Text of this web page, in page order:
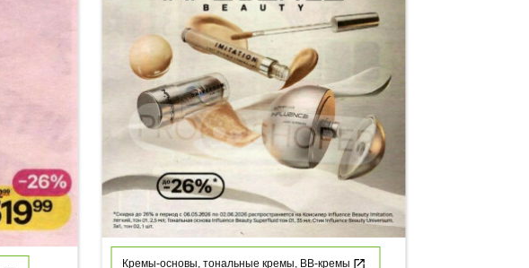
Кремы-основы, тональные кремы, ВВ-кремы